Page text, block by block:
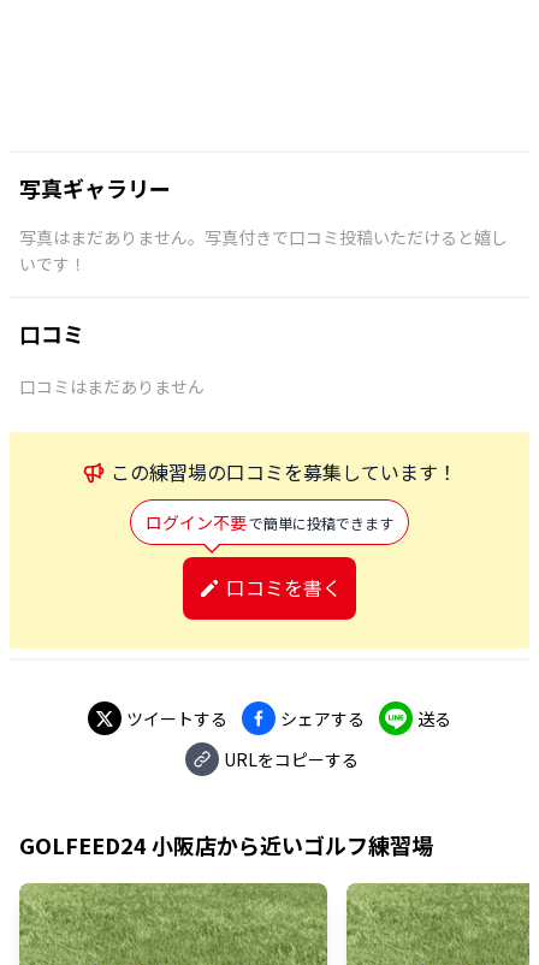
写真ギャラリー
写真はまだありません。写真付きで口コミ投稿いただけると嬉し
いです！
口コミ
口コミはまだありません
この練習場の口コミを募集しています！
ログイン不要で簡単に投稿できます
口コミを書く
ツイートする シェアする
送る
URLをコピーする
GOLFEED24 小阪店から近いゴルフ練習場